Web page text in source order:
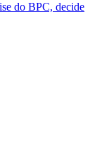
do BPC, decide